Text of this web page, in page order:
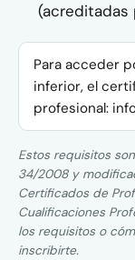
(acreditadas
Para acceder
inferior, el
profesional:
Estos requisitos
34/2008 y
Certificados de
Cualificaciones
los requisitos o
inscribirte.